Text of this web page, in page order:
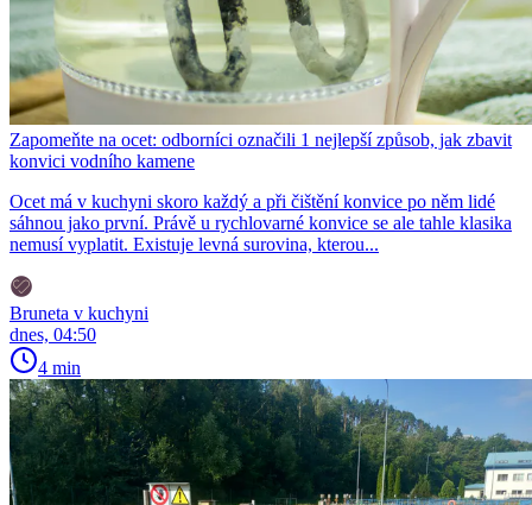
Zapomeňte na ocet: odborníci označili 1 nejlepší způsob, jak zbavit
konvici vodního kamene
Ocet má v kuchyni skoro každý a při čištění konvice po něm lidé
sáhnou jako první. Právě u rychlovarné konvice se ale tahle klasika
nemusí vyplatit. Existuje levná surovina, kterou...
Bruneta v kuchyni
dnes, 04:50
4 min